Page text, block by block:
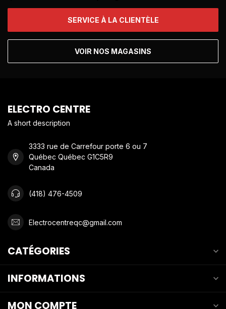
SERVICE À LA CLIENTÈLE
VOIR NOS MAGASINS
ELECTRO CENTRE
A short description
3333 rue de Carrefour porte 6 ou 7
Québec Québec G1C5R9
Canada
(418) 476-4509
Electrocentreqc@gmail.com
CATÉGORIES
INFORMATIONS
MON COMPTE